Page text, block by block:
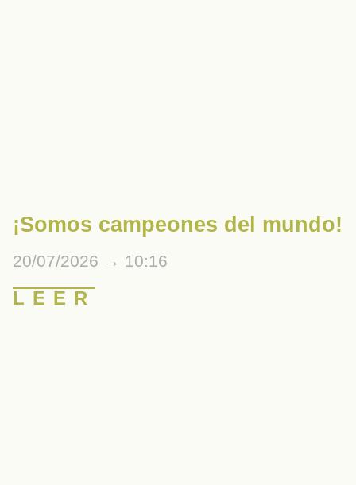
¡Somos campeones del mundo!
20/07/2026 10:16
LEER